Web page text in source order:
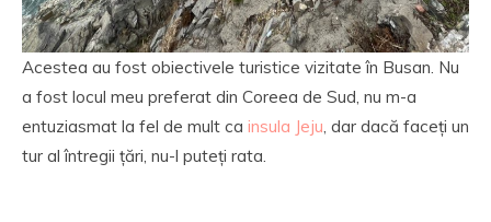
Acestea au fost obiectivele turistice vizitate în Busan. Nu
a fost locul meu preferat din Coreea de Sud, nu m-a
entuziasmat la fel de mult ca insula Jeju, dar dacă faceți un
tur al întregii țări, nu-l puteți rata.